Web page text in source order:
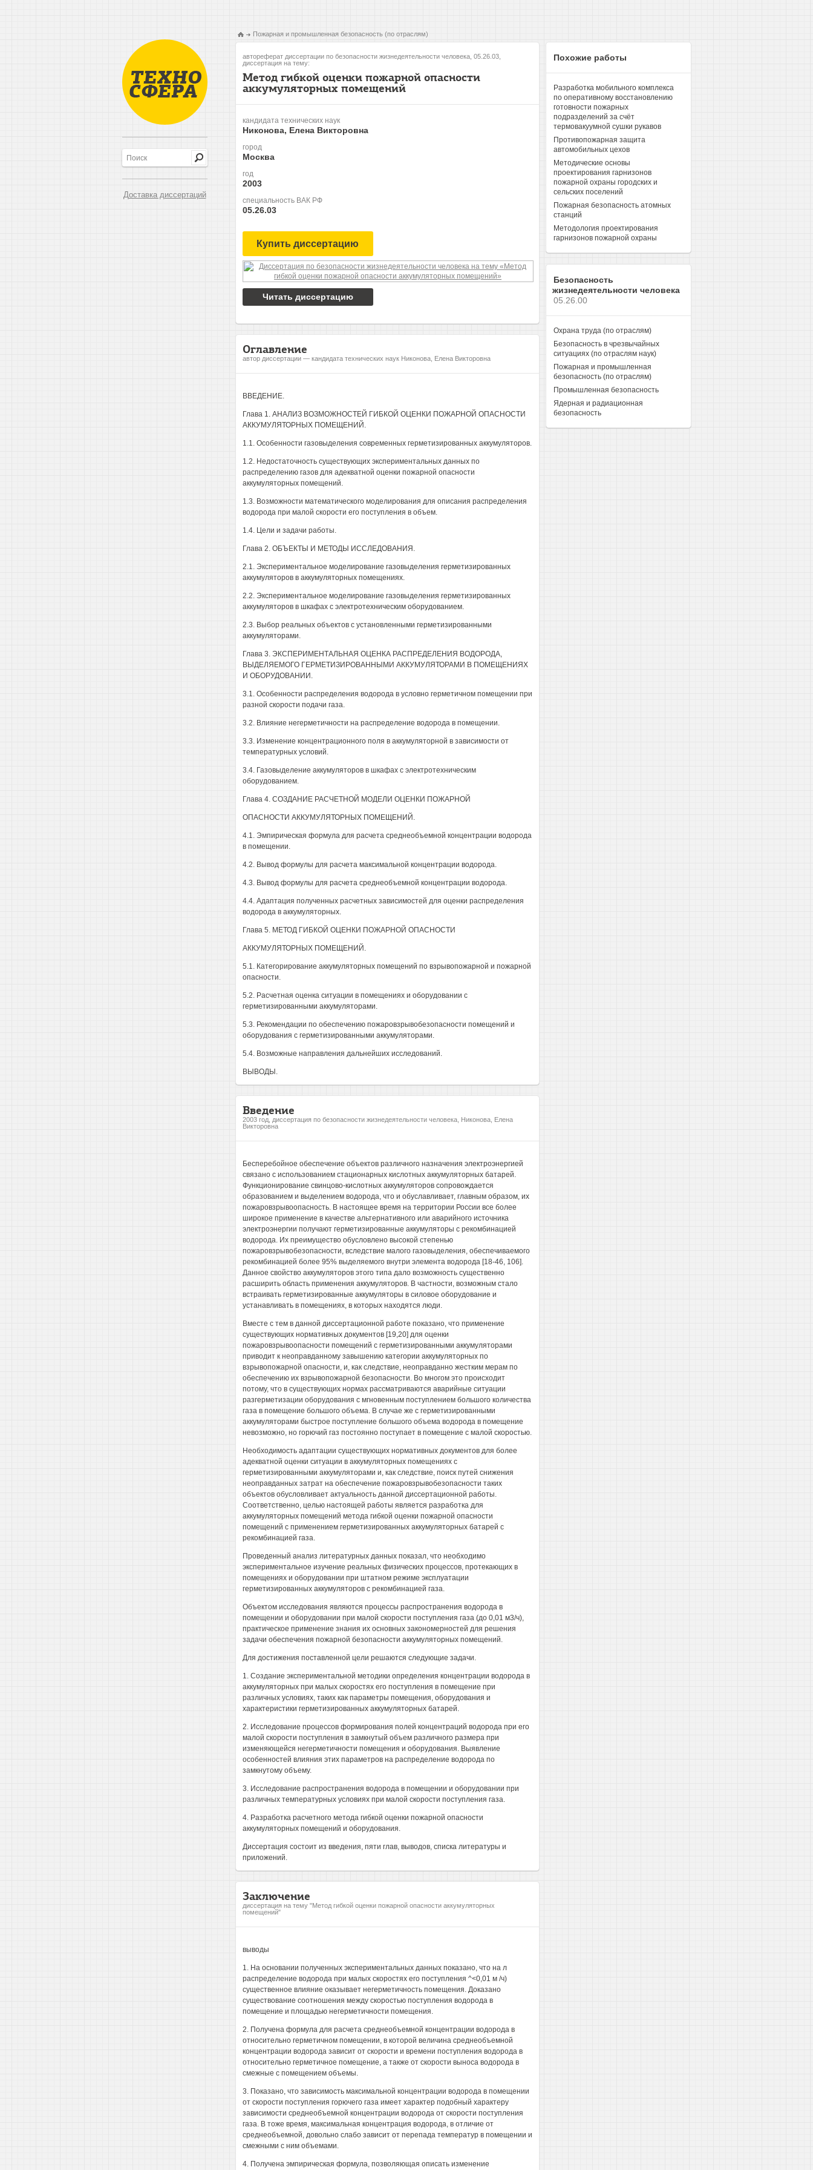
Доставка диссертаций
Пожарная и промышленная безопасность (по отраслям)
автореферат диссертации по безопасности жизнедеятельности человека, 05.26.03,
диссертация на тему:
Метод гибкой оценки пожарной опасности
аккумуляторных помещений
кандидата технических наук
Никонова, Елена Викторовна
город
Москва
год
2003
специальность ВАК РФ
05.26.03
Купить диссертацию
Читать диссертацию
Оглавление
автор диссертации — кандидата технических наук Никонова, Елена Викторовна
ВВЕДЕНИЕ.
Глава 1. АНАЛИЗ ВОЗМОЖНОСТЕЙ ГИБКОЙ ОЦЕНКИ ПОЖАРНОЙ ОПАСНОСТИ
АККУМУЛЯТОРНЫХ ПОМЕЩЕНИЙ.
1.1. Особенности газовыделения современных герметизированных аккумуляторов.
1.2. Недостаточность существующих экспериментальных данных по
распределению газов для адекватной оценки пожарной опасности
аккумуляторных помещений.
1.3. Возможности математического моделирования для описания распределения
водорода при малой скорости его поступления в объем.
1.4. Цели и задачи работы.
Глава 2. ОБЪЕКТЫ И МЕТОДЫ ИССЛЕДОВАНИЯ.
2.1. Экспериментальное моделирование газовыделения герметизированных
аккумуляторов в аккумуляторных помещениях.
2.2. Экспериментальное моделирование газовыделения герметизированных
аккумуляторов в шкафах с электротехническим оборудованием.
2.3. Выбор реальных объектов с установленными герметизированными
аккумуляторами.
Глава 3. ЭКСПЕРИМЕНТАЛЬНАЯ ОЦЕНКА РАСПРЕДЕЛЕНИЯ ВОДОРОДА,
ВЫДЕЛЯЕМОГО ГЕРМЕТИЗИРОВАННЫМИ АККУМУЛЯТОРАМИ В ПОМЕЩЕНИЯХ
И ОБОРУДОВАНИИ.
3.1. Особенности распределения водорода в условно герметичном помещении при
разной скорости подачи газа.
3.2. Влияние негерметичности на распределение водорода в помещении.
3.3. Изменение концентрационного поля в аккумуляторной в зависимости от
температурных условий.
3.4. Газовыделение аккумуляторов в шкафах с электротехническим
оборудованием.
Глава 4. СОЗДАНИЕ РАСЧЕТНОЙ МОДЕЛИ ОЦЕНКИ ПОЖАРНОЙ
ОПАСНОСТИ АККУМУЛЯТОРНЫХ ПОМЕЩЕНИЙ.
4.1. Эмпирическая формула для расчета среднеобъемной концентрации водорода
в помещении.
4.2. Вывод формулы для расчета максимальной концентрации водорода.
4.3. Вывод формулы для расчета среднеобъемной концентрации водорода.
4.4. Адаптация полученных расчетных зависимостей для оценки распределения
водорода в аккумуляторных.
Глава 5. МЕТОД ГИБКОЙ ОЦЕНКИ ПОЖАРНОЙ ОПАСНОСТИ
АККУМУЛЯТОРНЫХ ПОМЕЩЕНИЙ.
5.1. Категорирование аккумуляторных помещений по взрывопожарной и пожарной
опасности.
5.2. Расчетная оценка ситуации в помещениях и оборудовании с
герметизированными аккумуляторами.
5.3. Рекомендации по обеспечению пожаровзрывобезопасности помещений и
оборудования с герметизированными аккумуляторами.
5.4. Возможные направления дальнейших исследований.
ВЫВОДЫ.
Введение
2003 год, диссертация по безопасности жизнедеятельности человека, Никонова, Елена
Викторовна
Бесперебойное обеспечение объектов различного назначения электроэнергией
связано с использованием стационарных кислотных аккумуляторных батарей.
Функционирование свинцово-кислотных аккумуляторов сопровождается
образованием и выделением водорода, что и обуславливает, главным образом, их
пожаровзрывоопасность. В настоящее время на территории России все более
широкое применение в качестве альтернативного или аварийного источника
электроэнергии получают герметизированные аккумуляторы с рекомбинацией
водорода. Их преимущество обусловлено высокой степенью
пожаровзрывобезопасности, вследствие малого газовыделения, обеспечиваемого
рекомбинацией более 95% выделяемого внутри элемента водорода [18-46, 106].
Данное свойство аккумуляторов этого типа дало возможность существенно
расширить область применения аккумуляторов. В частности, возможным стало
встраивать герметизированные аккумуляторы в силовое оборудование и
устанавливать в помещениях, в которых находятся люди.
Вместе с тем в данной диссертационной работе показано, что применение
существующих нормативных документов [19,20] для оценки
пожаровзрывоопасности помещений с герметизированными аккумуляторами
приводит к неоправданному завышению категории аккумуляторных по
взрывопожарной опасности, и, как следствие, неоправданно жестким мерам по
обеспечению их взрывопожарной безопасности. Во многом это происходит
потому, что в существующих нормах рассматриваются аварийные ситуации
разгерметизации оборудования с мгновенным поступлением большого количества
газа в помещение большого объема. В случае же с герметизированными
аккумуляторами быстрое поступление большого объема водорода в помещение
невозможно, но горючий газ постоянно поступает в помещение с малой скоростью.
Необходимость адаптации существующих нормативных документов для более
адекватной оценки ситуации в аккумуляторных помещениях с
герметизированными аккумуляторами и, как следствие, поиск путей снижения
неоправданных затрат на обеспечение пожаровзрывобезопасности таких
объектов обусловливает актуальность данной диссертационной работы.
Соответственно, целью настоящей работы является разработка для
аккумуляторных помещений метода гибкой оценки пожарной опасности
помещений с применением герметизированных аккумуляторных батарей с
рекомбинацией газа.
Проведенный анализ литературных данных показал, что необходимо
экспериментальное изучение реальных физических процессов, протекающих в
помещениях и оборудовании при штатном режиме эксплуатации
герметизированных аккумуляторов с рекомбинацией газа.
Объектом исследования являются процессы распространения водорода в
помещении и оборудовании при малой скорости поступления газа (до 0,01 м3/ч),
практическое применение знания их основных закономерностей для решения
задачи обеспечения пожарной безопасности аккумуляторных помещений.
Для достижения поставленной цели решаются следующие задачи.
1. Создание экспериментальной методики определения концентрации водорода в
аккумуляторных при малых скоростях его поступления в помещение при
различных условиях, таких как параметры помещения, оборудования и
характеристики герметизированных аккумуляторных батарей.
2. Исследование процессов формирования полей концентраций водорода при его
малой скорости поступления в замкнутый объем различного размера при
изменяющейся негерметичности помещения и оборудования. Выявление
особенностей влияния этих параметров на распределение водорода по
замкнутому объему.
3. Исследование распространения водорода в помещении и оборудовании при
различных температурных условиях при малой скорости поступления газа.
4. Разработка расчетного метода гибкой оценки пожарной опасности
аккумуляторных помещений и оборудования.
Диссертация состоит из введения, пяти глав, выводов, списка литературы и
приложений.
Заключение
диссертация на тему "Метод гибкой оценки пожарной опасности аккумуляторных
помещений"
выводы
1. На основании полученных экспериментальных данных показано, что на л
распределение водорода при малых скоростях его поступления ^<0,01 м /ч)
существенное влияние оказывает негерметичность помещения. Доказано
существование соотношения между скоростью поступления водорода в
помещение и площадью негерметичности помещения.
2. Получена формула для расчета среднеобъемной концентрации водорода в
относительно герметичном помещении, в которой величина среднеобъемной
концентрации водорода зависит от скорости и времени поступления водорода в
относительно герметичное помещение, а также от скорости выноса водорода в
смежные с помещением объемы.
3. Показано, что зависимость максимальной концентрации водорода в помещении
от скорости поступления горючего газа имеет характер подобный характеру
зависимости среднеобъемной концентрации водорода от скорости поступления
газа. В тоже время, максимальная концентрация водорода, в отличие от
среднеобъемной, довольно слабо зависит от перепада температур в помещении и
смежными с ним объемами.
4. Получена эмпирическая формула, позволяющая описать изменение
Похожие работы
Разработка мобильного комплекса
по оперативному восстановлению
готовности пожарных
подразделений за счёт
термовакуумной сушки рукавов
Противопожарная защита
автомобильных цехов
Методические основы
проектирования гарнизонов
пожарной охраны городских и
сельских поселений
Пожарная безопасность атомных
станций
Методология проектирования
гарнизонов пожарной охраны
Безопасность
жизнедеятельности человека
05.26.00
Охрана труда (по отраслям)
Безопасность в чрезвычайных
ситуациях (по отраслям наук)
Пожарная и промышленная
безопасность (по отраслям)
Промышленная безопасность
Ядерная и радиационная
безопасность